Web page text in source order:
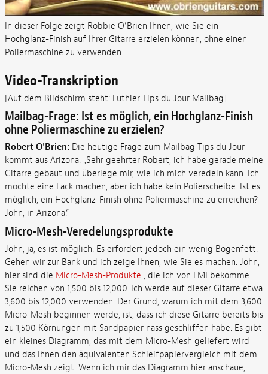
In dieser Folge zeigt Robbie O’Brien Ihnen, wie Sie ein
Hochglanz-Finish auf Ihrer Gitarre erzielen können, ohne einen
Poliermaschine zu verwenden.
Video-Transkription
[Auf dem Bildschirm steht: Luthier Tips du Jour Mailbag]
Mailbag-Frage: Ist es möglich, ein Hochglanz-Finish
ohne Poliermaschine zu erzielen?
Robert O'Brien: Die heutige Frage zum Mailbag Tips du Jour
kommt aus Arizona. „Sehr geehrter Robert, ich habe gerade meine
Gitarre gebaut und überlege mir, wie ich mich veredeln kann. Ich
möchte eine Lack machen, aber ich habe kein Polierscheibe. Ist es
möglich, ein Hochglanz-Finish ohne Poliermaschine zu erreichen?
John, in Arizona.“
Micro-Mesh-Veredelungsprodukte
John, ja, es ist möglich. Es erfordert jedoch ein wenig Bogenfett.
Gehen wir zur Bank und ich zeige Ihnen, wie Sie es machen. John,
hier sind die Micro-Mesh-Produkte , die ich von LMI bekomme.
Sie reichen von 1,500 bis 12,000. Ich werde auf dieser Gitarre etwa
3,600 bis 12,000 verwenden. Der Grund, warum ich mit dem 3,600
Micro-Mesh beginnen werde, ist, dass ich diese Gitarre bereits bis
zu 1,500 Körnungen mit Sandpapier nass geschliffen habe. Es gibt
ein kleines Diagramm, das mit dem Micro-Mesh geliefert wird
und das Ihnen den äquivalenten Schleifpapiervergleich mit dem
Micro-Mesh zeigt. Wenn ich mir das Diagramm hier anschaue,